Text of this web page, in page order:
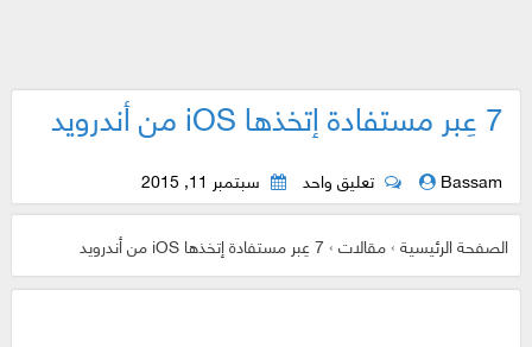
7 عِبر مستفادة إتخذها iOS من أندرويد
Bassam تعليق واحد سبتمبر 11, 2015
الصفحة الرئيسية›مقالات›7 عِبر مستفادة إتخذها iOS من أندرويد